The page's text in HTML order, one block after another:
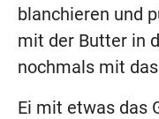
blanchieren und
mit der Butter in
nochmals mit
Ei mit etwas das